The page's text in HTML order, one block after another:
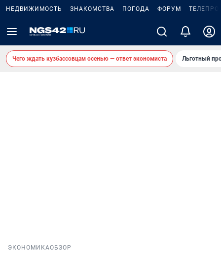
НЕДВИЖИМОСТЬ ЗНАКОМСТВА ПОГОДА ФОРУМ
Чего ждать кузбассовцам осенью — ответ экономиста Льготный
ЭКОНОМИКАОБЗОР